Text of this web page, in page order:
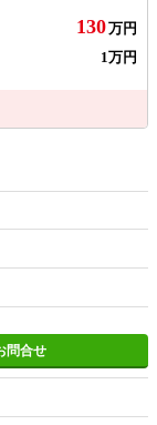
130万円
1万円
問合せ